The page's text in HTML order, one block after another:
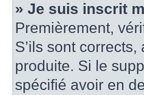
» Je suis inscrit
Premièrement,
S’ils sont
produite. Si le
spécifié avoir en